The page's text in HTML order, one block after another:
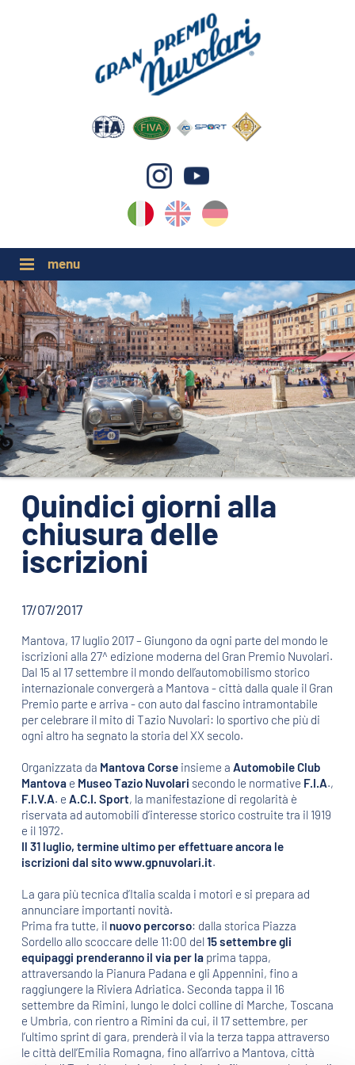
DE
EN
IT
GP NUVOLARI 2026
1954-2025
GRANDI EVENTI 2026
ORGANIZZAZIONE
CONTATTI
PRESS
NEWS
PHOTO&VIDEO2025
Quindici giorni alla
chiusura delle
iscrizioni
17/07/2017
Mantova, 17 luglio 2017 – Giungono da ogni parte del mondo le
iscrizioni alla 27^ edizione moderna del Gran Premio Nuvolari.
Dal 15 al 17 settembre il mondo dell’automobilismo storico
internazionale convergerà a Mantova - città dalla quale il Gran
Premio parte e arriva - con auto dal fascino intramontabile
per celebrare il mito di Tazio Nuvolari: lo sportivo che più di
ogni altro ha segnato la storia del XX secolo.
Organizzata da Mantova Corseinsieme a Automobile Club
Mantovae Museo Tazio Nuvolari secondo le normative F.I.A.,
F.I.V.A. e A.C.I. Sport, la manifestazione di regolarità è
riservata ad automobili d’interesse storico costruite tra il 1919
e il 1972.
Il 31 luglio, termine ultimo per effettuare ancora le
iscrizioni dal sitowww.gpnuvolari.it.
La gara più tecnica d’Italia scalda i motori e si prepara ad
annunciare importanti novità.
Prima fra tutte, il nuovo percorso: dalla storica Piazza
Sordello allo scoccare delle 11:00 del15 settembre gli
equipaggi prenderanno il via per laprima tappa,
attraversando la Pianura Padana e gli Appennini, fino a
raggiungere la Riviera Adriatica. Seconda tappa il 16
settembre da Rimini, lungo le dolci colline di Marche, Toscana
e Umbria, con rientro a Rimini da cui, il 17 settembre, per
l’ultimo sprint di gara, prenderà il via la terza tappa attraverso
le città dell’Emilia Romagna, fino all’arrivo a Mantova, città